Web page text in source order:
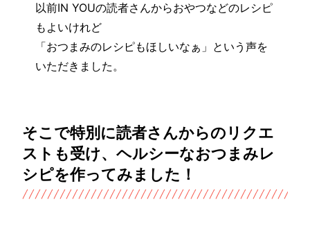
以前IN YOUの読者さんからおやつなどのレシピ
もよいけれど
「おつまみのレシピもほしいなぁ」という声を
いただきました。
そこで特別に読者さんからのリクエ
ストも受け、ヘルシーなおつまみレ
シピを作ってみました！